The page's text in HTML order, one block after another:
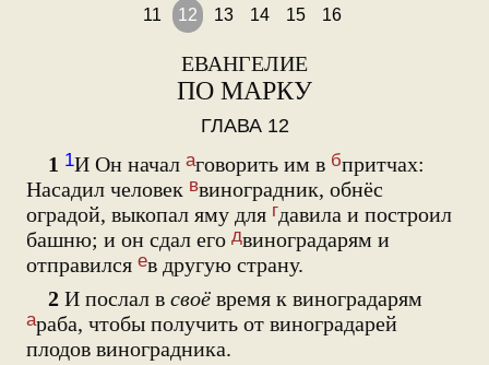
11
12 13 14 15 16
ЕВАНГЕЛИЕ
ПО МАРКУ
ГЛАВА 12
1 1И Он начал аговорить им в бпритчах:
Насадил человек ввиноградник, обнёс
оградой, выкопал яму для гдавила и построил
башню; и он сдал его двиноградарям и
отправился ев другую страну.
2 И послал в своё время к виноградарям
араба, чтобы получить от виноградарей
плодов виноградника.